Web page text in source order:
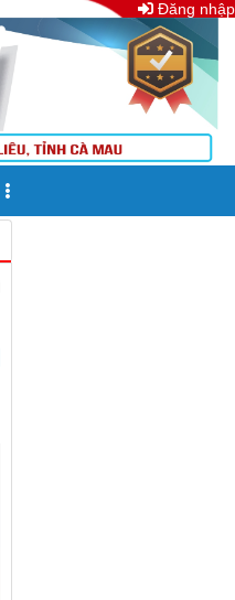
Đăng nhập